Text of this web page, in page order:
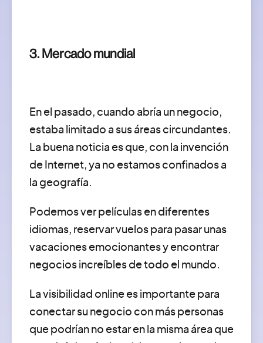
3. Mercado mundial
En el pasado, cuando abría un negocio,
estaba limitado a sus áreas circundantes.
La buena noticia es que, con la invención
de Internet, ya no estamos confinados a
la geografía.
Podemos ver películas en diferentes
idiomas, reservar vuelos para pasar unas
vacaciones emocionantes y encontrar
negocios increíbles de todo el mundo.
La visibilidad online es importante para
conectar su negocio con más personas
que podrían no estar en la misma área que